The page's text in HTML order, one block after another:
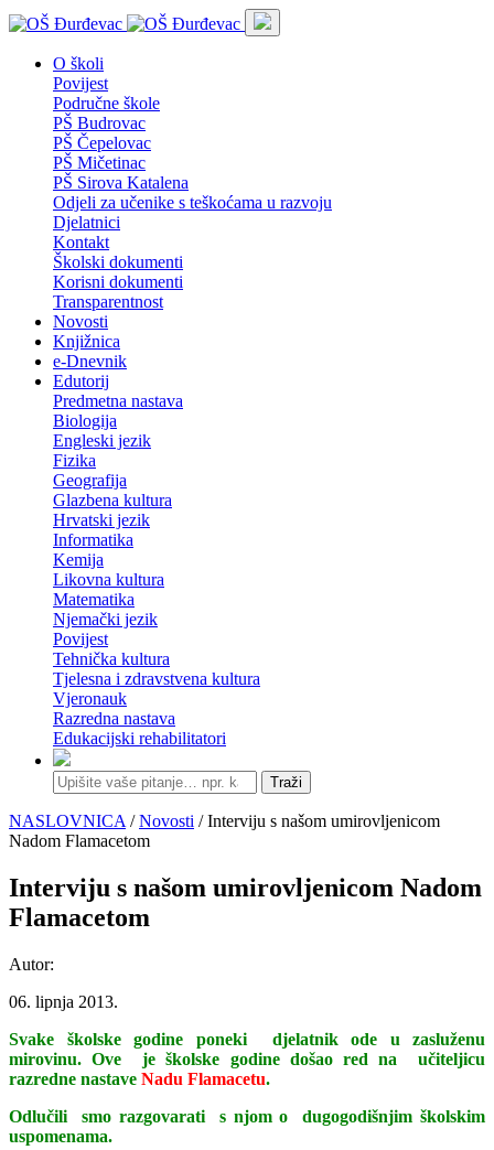
O školi
Povijest
Područne škole
PŠ Budrovac
PŠ Čepelovac
PŠ Mičetinac
PŠ Sirova Katalena
Odjeli za učenike s teškoćama u razvoju
Djelatnici
Kontakt
Školski dokumenti
Korisni dokumenti
Transparentnost
Novosti
Knjižnica
e-Dnevnik
Edutorij
Predmetna nastava
Biologija
Engleski jezik
Fizika
Geografija
Glazbena kultura
Hrvatski jezik
Informatika
Kemija
Likovna kultura
Matematika
Njemački jezik
Povijest
Tehnička kultura
Tjelesna i zdravstvena kultura
Vjeronauk
Razredna nastava
Edukacijski rehabilitatori
Traži
NASLOVNICA /Novosti / Interviju s našom umirovljenicom
Nadom Flamacetom
Interviju s našom umirovljenicom Nadom
Flamacetom
Autor:
06. lipnja 2013.
Svake školske godine poneki djelatnik ode u zasluženu
mirovinu. Ove je školske godine došao red na učiteljicu
razredne nastave Nadu Flamacetu.
Odlučili smo razgovarati s njom o dugogodišnjim školskim
uspomenama.